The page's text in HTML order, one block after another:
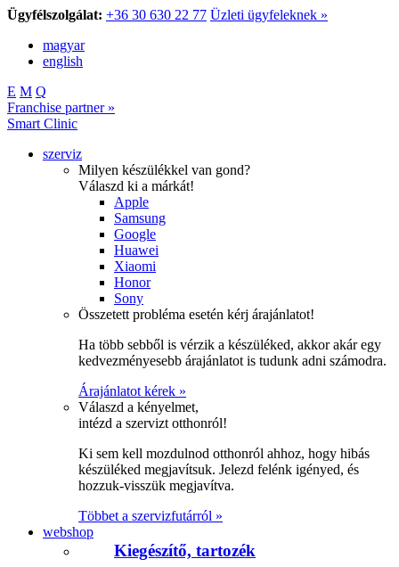
Ügyfélszolgálat: +36 30 630 22 77 Üzleti ügyfeleknek »
magyar
english
E M Q
Franchise partner »
Smart Clinic
szerviz
Milyen készülékkel van gond?
Válaszd ki a márkát!
Apple
Samsung
Google
Huawei
Xiaomi
Honor
Sony
Összetett probléma esetén kérj árajánlatot!
Ha több sebből is vérzik a készüléked, akkor akár egy
kedvezményesebb árajánlatot is tudunk adni számodra.
Árajánlatot kérek »
Válaszd a kényelmet,
intézd a szervizt otthonról!
Ki sem kell mozdulnod otthonról ahhoz, hogy hibás
készüléked megjavítsuk. Jelezd felénk igényed, és
hozzuk-visszük megjavítva.
Többet a szervizfutárról »
webshop
Kiegészítő, tartozék